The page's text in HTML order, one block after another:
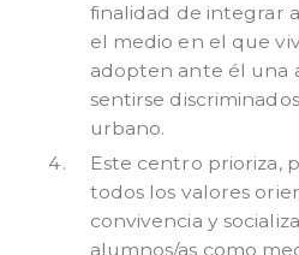
finalidad de integrar
el medio en el que
adopten ante él una
sentirse
urbano.
Este centro prioriza,
todos los valores
convivencia y
alumnos/as como